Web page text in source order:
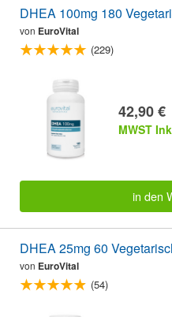
DHEA 100mg 180
von EuroVital
(229)
42,90 €
MWST
in den
DHEA 25mg 60
von EuroVital
(54)